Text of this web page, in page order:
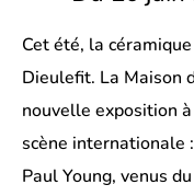
Cet été, la
Dieulefit. La Maison
nouvelle exposition
scène internationale
Paul Young, venus